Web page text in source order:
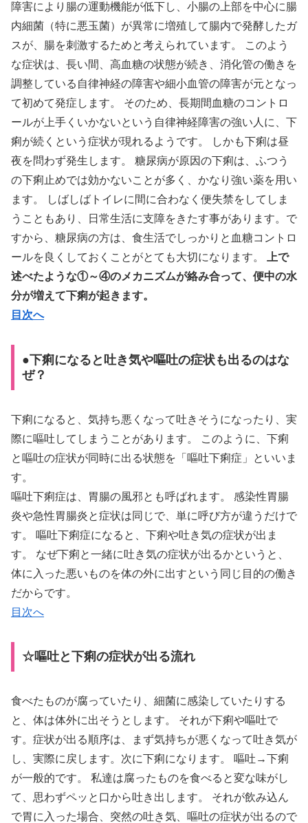
障害により腸の運動機能が低下し、小腸の上部を中心に腸
内細菌（特に悪玉菌）が異常に増殖して腸内で発酵したガ
スが、腸を刺激するためと考えられています。 このよう
な症状は、長い間、高血糖の状態が続き、消化管の働きを
調整している自律神経の障害や細小血管の障害が元となっ
て初めて発症します。 そのため、長期間血糖のコントロ
ールが上手くいかないという自律神経障害の強い人に、下
痢が続くという症状が現れるようです。 しかも下痢は昼
夜を問わず発生します。 糖尿病が原因の下痢は、ふつう
の下痢止めでは効かないことが多く、かなり強い薬を用い
ます。 しばしばトイレに間に合わなく便失禁をしてしま
うこともあり、日常生活に支障をきたす事があります。で
すから、糖尿病の方は、食生活でしっかりと血糖コントロ
ールを良くしておくことがとても大切になります。
上で
述べたような①～④のメカニズムが絡み合って、便中の水
分が増えて下痢が起きます。
目次へ
●下痢になると吐き気や嘔吐の症状も出るのはな
ぜ？
下痢になると、気持ち悪くなって吐きそうになったり、実
際に嘔吐してしまうことがあります。 このように、下痢
と嘔吐の症状が同時に出る状態を「嘔吐下痢症」といいま
す。
嘔吐下痢症は、胃腸の風邪とも呼ばれます。 感染性胃腸
炎や急性胃腸炎と症状は同じで、単に呼び方が違うだけで
す。 嘔吐下痢症になると、下痢や吐き気の症状が出ま
す。 なぜ下痢と一緒に吐き気の症状が出るかというと、
体に入った悪いものを体の外に出すという同じ目的の働き
だからです。
目次へ
☆嘔吐と下痢の症状が出る流れ
食べたものが腐っていたり、細菌に感染していたりする
と、体は体外に出そうとします。 それが下痢や嘔吐で
す。症状が出る順序は、まず気持ちが悪くなって吐き気が
し、実際に戻します。次に下痢になります。 嘔吐→下痢
が一般的です。 私達は腐ったものを食べると変な味がし
て、思わずペッと口から吐き出します。 それが飲み込ん
で胃に入った場合、突然の吐き気、嘔吐の症状が出るので